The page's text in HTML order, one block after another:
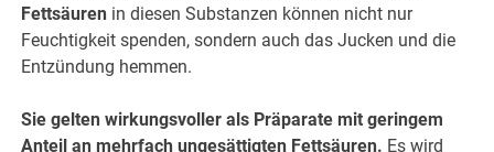
Fettsäuren in diesen Substanzen können nicht nur
Feuchtigkeit spenden, sondern auch das Jucken und die
Entzündung hemmen.
Sie gelten wirkungsvoller als Präparate mit geringem
Anteil an mehrfach ungesättigten Fettsäuren. Es wird